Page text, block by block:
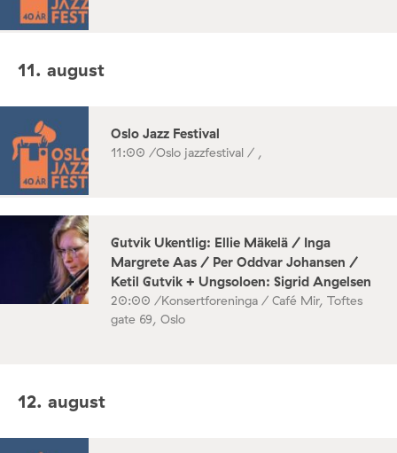
11. august
Oslo Jazz Festival
11:00 /Oslo jazzfestival / ,
Gutvik Ukentlig: Ellie Mäkelä / Inga
Margrete Aas / Per Oddvar Johansen /
Ketil Gutvik + Ungsoloen: Sigrid Angelsen
20:00 /Konsertforeninga / Café Mir, Toftes
gate 69, Oslo
12. august